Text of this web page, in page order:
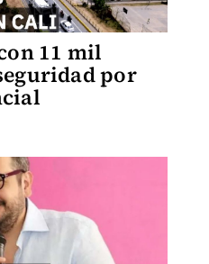
11 mil
por